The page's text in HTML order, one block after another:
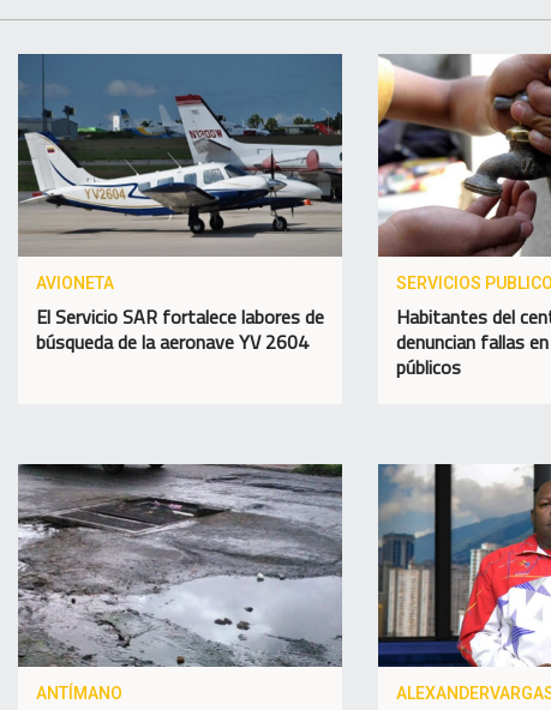
AVIONETA
El Servicio SAR fortalece labores de
búsqueda de la aeronave YV 2604
SERVICIOS
Habitantes del
denuncian fallas
públicos
ANTÍMANO